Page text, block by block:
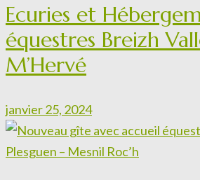
Ecuries et
équestres Breizh
M’Hervé
janvier 25, 2024